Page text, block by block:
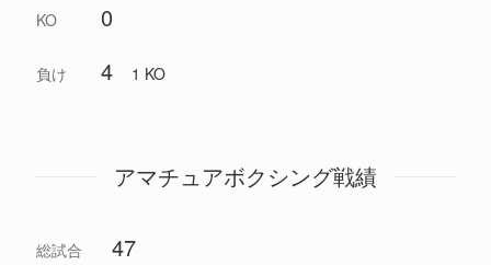
KO 0
負け 4 1 KO
アマチュアボクシング戦績
総試合 47